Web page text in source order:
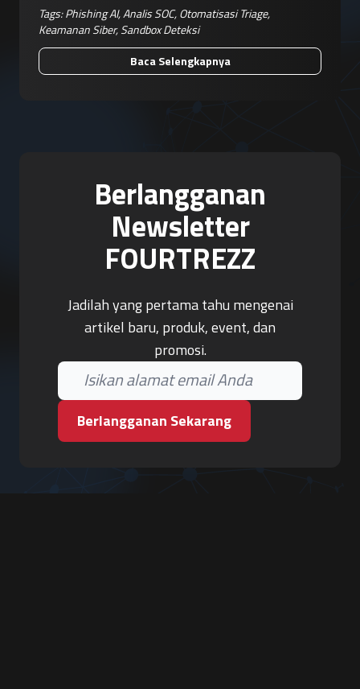
Tags:Phishing AI,Analis SOC,Otomatisasi Triage,
Keamanan Siber,Sandbox Deteksi
Baca Selengkapnya
Berlangganan
Newsletter
FOURTREZZ
Jadilah yang pertama tahu mengenai
artikel baru, produk, event, dan
promosi.
Berlangganan Sekarang